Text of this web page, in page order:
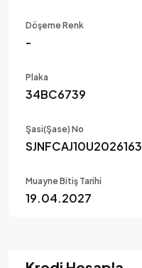
Döşeme Renk
-
Plaka
34BC6739
Şasi(Şase) No
SJNFCAJ10U2026163
Muayne Bitiş Tarihi
19.04.2027